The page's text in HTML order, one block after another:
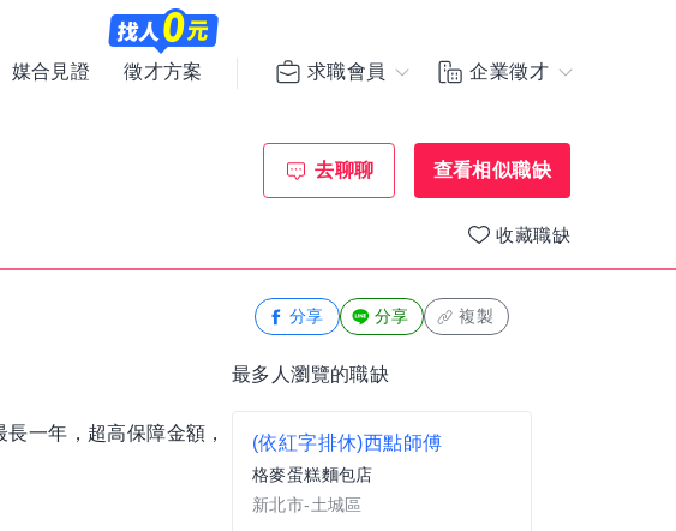
媒合見證 徵才方案 求職會員 企業徵才
去聊聊 查看相似職缺
收藏職缺
一年，超高保障金額，
分享 分享 複製
最多人瀏覽的職缺
(依紅字排休)西點師傅
格麥蛋糕麵包店
新北市-土城區